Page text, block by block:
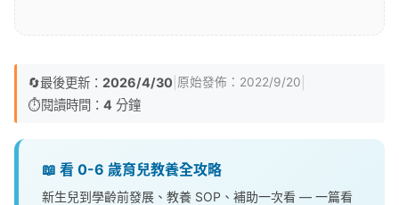
🔄最後更新： 2026/4/30 原始發佈： 2022/9/20
⏱️閱讀時間： 4 分鐘
📖 看 0-6 歲育兒教養全攻略
新生兒到學齡前發展、教養 SOP、補助一次看 — 一篇看